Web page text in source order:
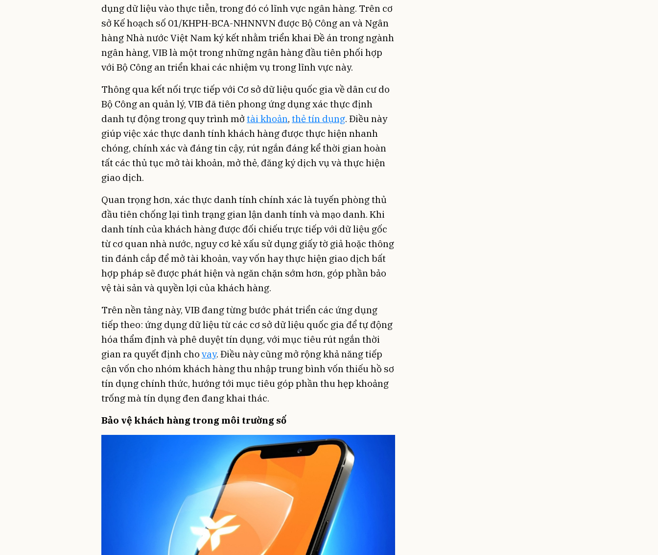
dụng dữ liệu vào thực tiễn, trong đó có lĩnh vực ngân hàng. Trên cơ
sở Kế hoạch số 01/KHPH-BCA-NHNNVN được Bộ Công an và Ngân
hàng Nhà nước Việt Nam ký kết nhằm triển khai Đề án trong ngành
ngân hàng, VIB là một trong những ngân hàng đầu tiên phối hợp
với Bộ Công an triển khai các nhiệm vụ trong lĩnh vực này.
Thông qua kết nối trực tiếp với Cơ sở dữ liệu quốc gia về dân cư do
Bộ Công an quản lý, VIB đã tiên phong ứng dụng xác thực định
danh tự động trong quy trình mở tài khoản, thẻ tín dụng. Điều này
giúp việc xác thực danh tính khách hàng được thực hiện nhanh
chóng, chính xác và đáng tin cậy, rút ngắn đáng kể thời gian hoàn
tất các thủ tục mở tài khoản, mở thẻ, đăng ký dịch vụ và thực hiện
giao dịch.
Quan trọng hơn, xác thực danh tính chính xác là tuyến phòng thủ
đầu tiên chống lại tình trạng gian lận danh tính và mạo danh. Khi
danh tính của khách hàng được đối chiếu trực tiếp với dữ liệu gốc
từ cơ quan nhà nước, nguy cơ kẻ xấu sử dụng giấy tờ giả hoặc thông
tin đánh cắp để mở tài khoản, vay vốn hay thực hiện giao dịch bất
hợp pháp sẽ được phát hiện và ngăn chặn sớm hơn, góp phần bảo
vệ tài sản và quyền lợi của khách hàng.
Trên nền tảng này, VIB đang từng bước phát triển các ứng dụng
tiếp theo: ứng dụng dữ liệu từ các cơ sở dữ liệu quốc gia để tự động
hóa thẩm định và phê duyệt tín dụng, với mục tiêu rút ngắn thời
gian ra quyết định cho vay. Điều này cũng mở rộng khả năng tiếp
cận vốn cho nhóm khách hàng thu nhập trung bình vốn thiếu hồ sơ
tín dụng chính thức, hướng tới mục tiêu góp phần thu hẹp khoảng
trống mà tín dụng đen đang khai thác.
Bảo vệ khách hàng trong môi trường số